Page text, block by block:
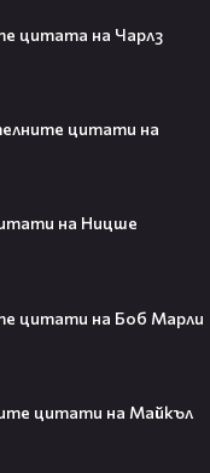
цитата на Чарлз
цитати на
на Ницше
цитати на Боб Марли
цитати на Майкъл
Холивуд:
от „Годзила
19 — историята